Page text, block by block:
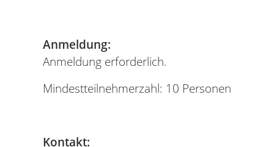
Anmeldung:
Anmeldung erforderlich.
Mindestteilnehmerzahl: 10 Personen
Kontakt: